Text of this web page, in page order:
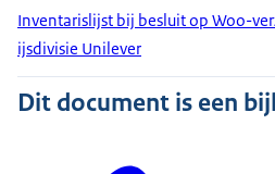
Inventarislijst bij besluit op Woo-
ijsdivisie Unilever
Dit document is een